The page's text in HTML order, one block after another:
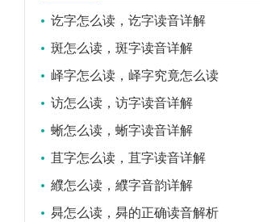
讫字怎么读，讫字读音详解
斑怎么读，斑字读音详解
峄字怎么读，峄字究竟怎么读
访怎么读，访字读音详解
蜥怎么读，蜥字读音详解
苴字怎么读，苴字读音详解
纀怎么读，纀字音韵详解
曻怎么读，曻的正确读音解析